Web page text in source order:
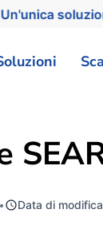
• Data di modifica